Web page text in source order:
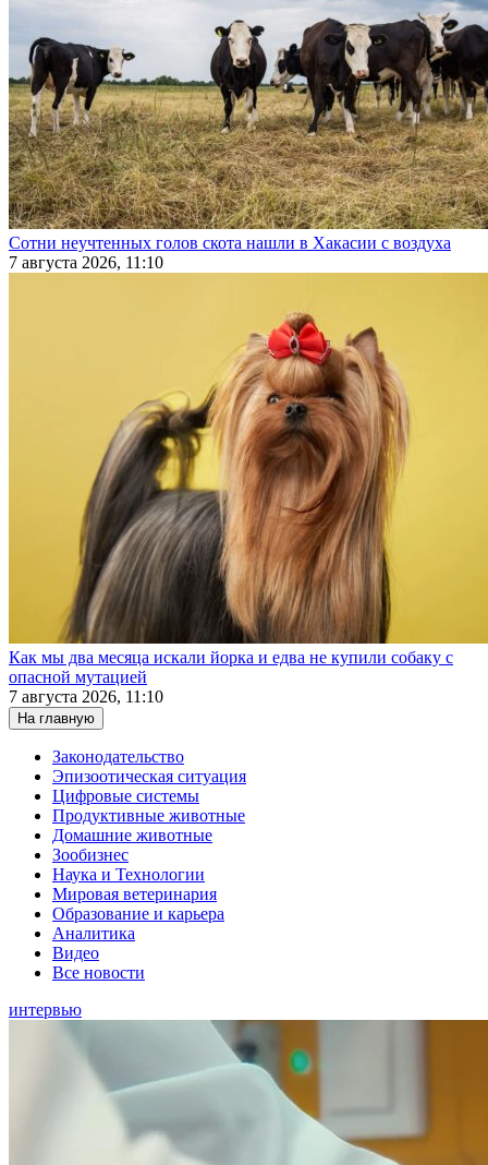
Сотни неучтенных голов скота нашли в Хакасии с воздуха
7 августа 2026, 11:10
Как мы два месяца искали йорка и едва не купили собаку с
опасной мутацией
7 августа 2026, 11:10
На главную
Законодательство
Эпизоотическая ситуация
Цифровые системы
Продуктивные животные
Домашние животные
Зообизнес
Наука и Технологии
Мировая ветеринария
Образование и карьера
Аналитика
Видео
Все новости
интервью